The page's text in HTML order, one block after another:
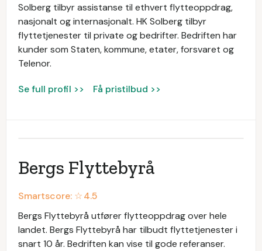
Solberg tilbyr assistanse til ethvert flytteoppdrag,
nasjonalt og internasjonalt. HK Solberg tilbyr
flyttetjenester til private og bedrifter. Bedriften har
kunder som Staten, kommune, etater, forsvaret og
Telenor.
Se full profil >> Få pristilbud >>
Bergs Flyttebyrå
Smartscore: ☆4.5
Bergs Flyttebyrå utfører flytteoppdrag over hele
landet. Bergs Flyttebyrå har tilbudt flyttetjenester i
snart 10 år. Bedriften kan vise til gode referanser.